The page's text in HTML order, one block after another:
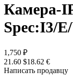
Камера-
Spec:I3/
1,750 ₽
21.60 $18.62 €
Написать продавцу